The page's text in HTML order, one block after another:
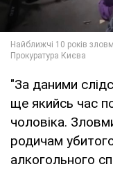
"За даними
ще якийсь час
чоловіка.
родичам
алкогольного